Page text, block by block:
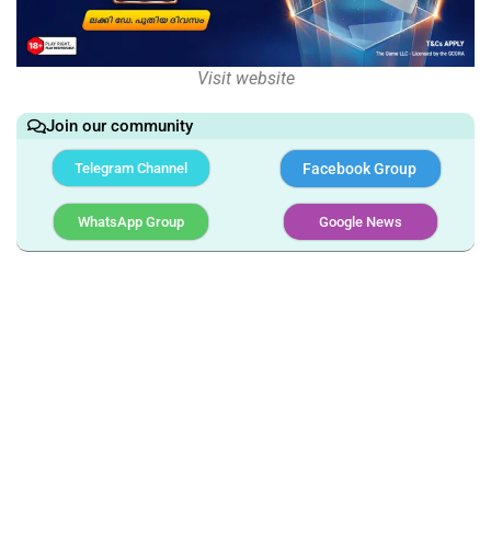
Visit website
Join our community
Telegram Channel Facebook Group
WhatsApp Group Google News